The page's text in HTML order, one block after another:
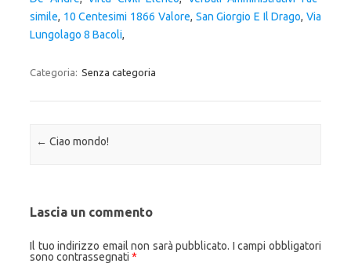
simile, 10 Centesimi 1866 Valore, San Giorgio E Il Drago,Via
Lungolago 8 Bacoli,
Categoria: Senza categoria
Navigazione articolo
← Ciao mondo!
Lascia un commento
Il tuo indirizzo email non sarà pubblicato. I campi obbligatori
sono contrassegnati *